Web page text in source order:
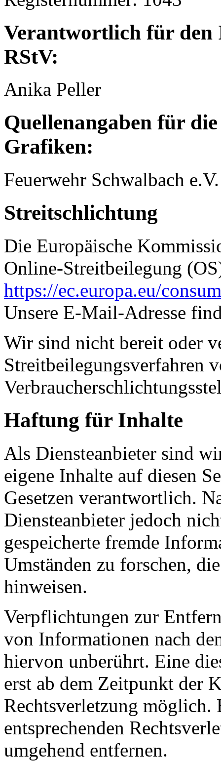
Verantwortlich für den
RStV:
Anika Peller
Quellenangaben für
Grafiken:
Feuerwehr Schwalbach e.V.
Streitschlichtung
Die Europäische
Online-Streitbeilegung
https://ec.europa.eu/
Unsere E-Mail-Adresse
Wir sind nicht bereit oder
Streitbeilegungsverfahren
Haftung für Inhalte
Als Diensteanbieter sind
eigene Inhalte auf diesen
Gesetzen verantwortlich.
Diensteanbieter jedoch
gespeicherte fremde
Umständen zu forschen,
hinweisen.
Verpflichtungen zur
von Informationen nach
hiervon unberührt. Eine
erst ab dem Zeitpunkt der
Rechtsverletzung möglich.
entsprechenden
umgehend entfernen.